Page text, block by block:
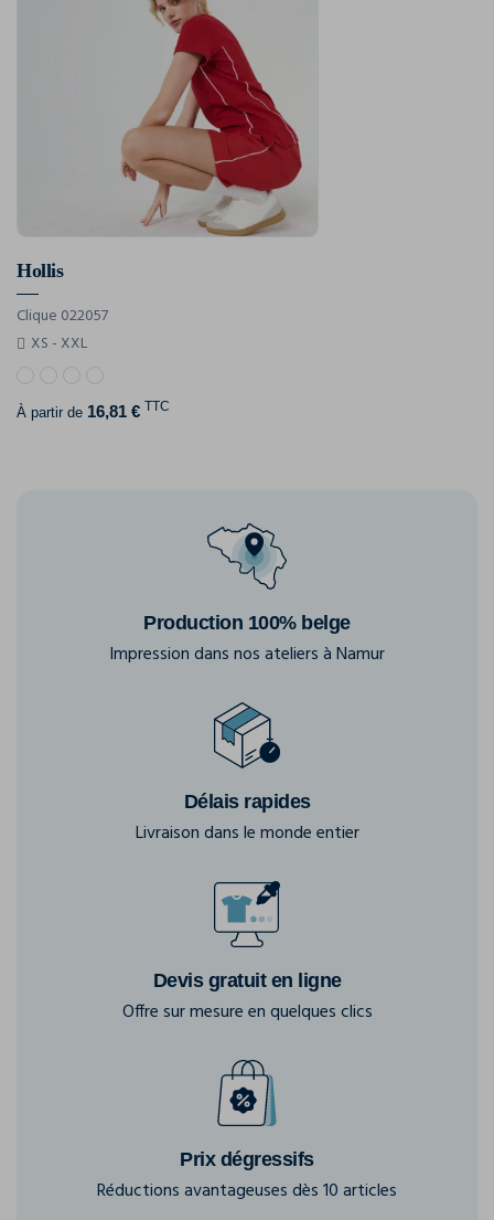
Hollis
Clique 022057
XS - XXL
À partir de 16,81 € TTC
Production 100% belge
Impression dans nos ateliers à Namur
Délais rapides
Livraison dans le monde entier
Devis gratuit en ligne
Offre sur mesure en quelques clics
Prix dégressifs
Réductions avantageuses dès 10 articles